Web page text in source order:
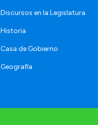
Discursos en la Legislatura
Historia
Casa de Gobierno
Geografía